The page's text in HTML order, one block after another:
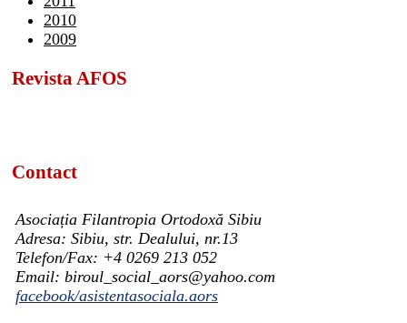
2010
2009
Revista AFOS
Contact
Asociația Filantropia Ortodoxă Sibiu
Adresa: Sibiu, str. Dealului, nr.13
Telefon/Fax: +4 0269 213 052
Email: biroul_social_aors@yahoo.com
facebook/asistentasociala.aors